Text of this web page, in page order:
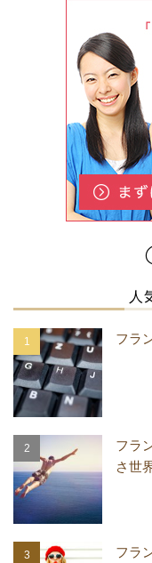
人
フラ
フラ
さ世
フラ